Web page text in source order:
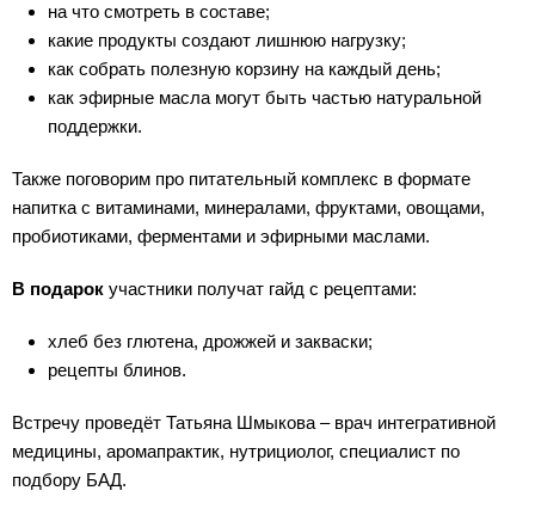
на что смотреть в составе;
какие продукты создают лишнюю нагрузку;
как собрать полезную корзину на каждый день;
как эфирные масла могут быть частью натуральной
поддержки.
Также поговорим про питательный комплекс в формате
напитка с витаминами, минералами, фруктами, овощами,
пробиотиками, ферментами и эфирными маслами.
В подарок участники получат гайд с рецептами:
хлеб без глютена, дрожжей и закваски;
рецепты блинов.
Встречу проведёт Татьяна Шмыкова – врач интегративной
медицины, аромапрактик, нутрициолог, специалист по
подбору БАД.